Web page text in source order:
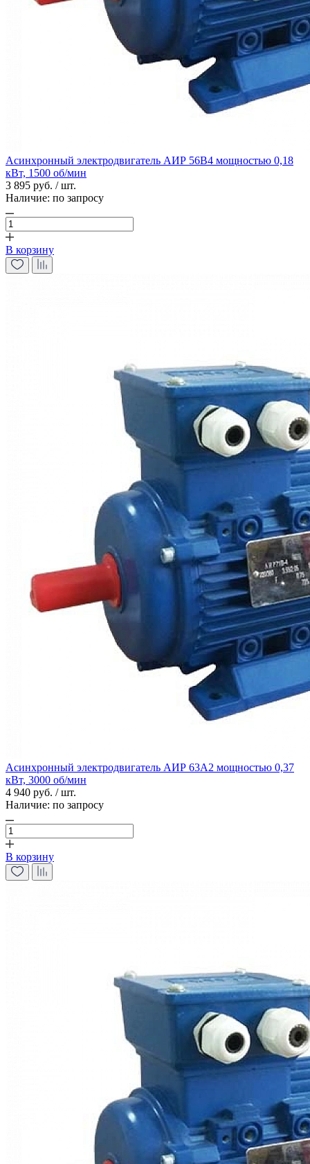
Асинхронный электродвигатель АИР 56В4 мощностью 0,18
кВт, 1500 об/мин
3 895 руб. / шт.
Наличие: по запросу
В корзину
Асинхронный электродвигатель АИР 63А2 мощностью 0,37
кВт, 3000 об/мин
4 940 руб. / шт.
Наличие: по запросу
В корзину